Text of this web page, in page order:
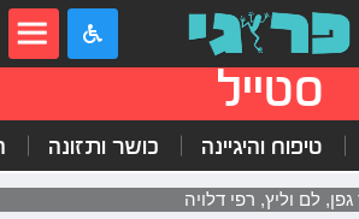
סטייל
טיפוח והיגיינה כושר ותזונה
לם וליץ, רפי דלויה